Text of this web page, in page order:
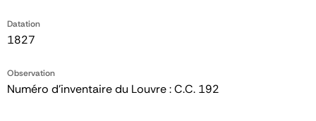
Datation
1827
Observation
Numéro d'inventaire du Louvre : C.C. 192